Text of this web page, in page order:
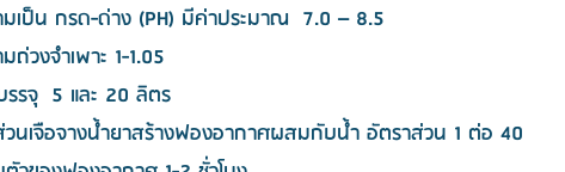
มเป็น กรด-ด่าง (PH) มีค่าประมาณ 7.0 – 8.5
ถ่วงจำเพาะ 1-1.05
รจุ 5 และ 20 ลิตร
นเจือจางน้ำยาสร้างฟองอากาศผสมกับน้ำ อัตราส่วน 1 ต่อ 40